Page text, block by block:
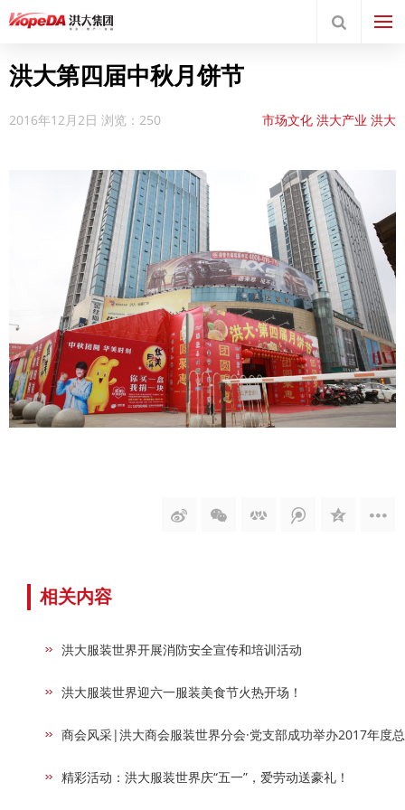
洪大第四届中秋月饼节
2016年12月2日 浏览：250 市场文化 洪大产业 洪大
相关内容
洪大服装世界开展消防安全宣传和培训活动
洪大服装世界迎六一服装美食节火热开场！
商会风采|洪大商会服装世界分会·党支部成功举办2017年度
精彩活动：洪大服装世界庆“五一”，爱劳动送豪礼！